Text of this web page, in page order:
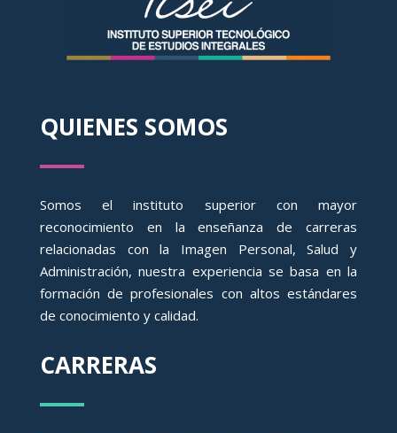
QUIENES SOMOS
Somos el instituto superior con mayor
reconocimiento en la enseñanza de carreras
relacionadas con la Imagen Personal, Salud y
Administración, nuestra experiencia se basa en la
formación de profesionales con altos estándares
de conocimiento y calidad.
CARRERAS